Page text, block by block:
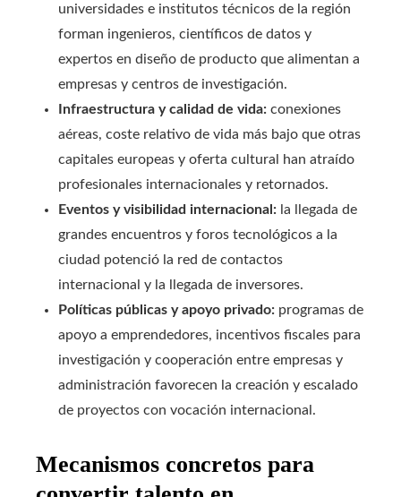
universidades e institutos técnicos de la región
forman ingenieros, científicos de datos y
expertos en diseño de producto que alimentan a
empresas y centros de investigación.
Infraestructura y calidad de vida: conexiones
aéreas, coste relativo de vida más bajo que otras
capitales europeas y oferta cultural han atraído
profesionales internacionales y retornados.
Eventos y visibilidad internacional: la llegada de
grandes encuentros y foros tecnológicos a la
ciudad potenció la red de contactos
internacional y la llegada de inversores.
Políticas públicas y apoyo privado: programas de
apoyo a emprendedores, incentivos fiscales para
investigación y cooperación entre empresas y
administración favorecen la creación y escalado
de proyectos con vocación internacional.
Mecanismos concretos para